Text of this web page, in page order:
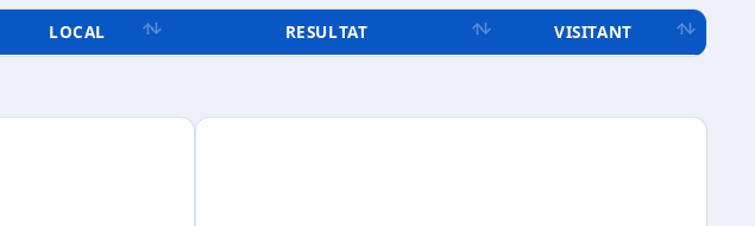
LOCAL RESULTAT VISITANT